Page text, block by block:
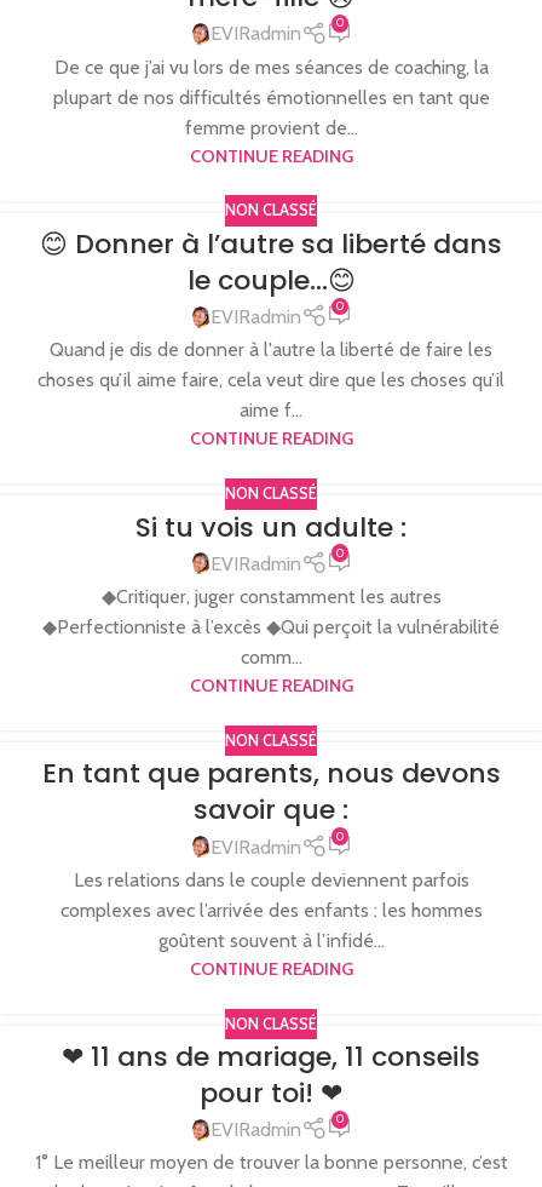
EVIRadmin 0
De ce que j’ai vu lors de mes séances de coaching, la
plupart de nos difficultés émotionnelles en tant que
femme provient de...
CONTINUE READING
NON CLASSÉ
😊 Donner à l’autre sa liberté dans
le couple…😊
EVIRadmin 0
Quand je dis de donner à l'autre la liberté de faire les
choses qu’il aime faire, cela veut dire que les choses qu’il
aime f...
CONTINUE READING
NON CLASSÉ
Si tu vois un adulte :
EVIRadmin 0
◆Critiquer, juger constamment les autres
◆Perfectionniste à l’excès ◆Qui perçoit la vulnérabilité
comm...
CONTINUE READING
NON CLASSÉ
En tant que parents, nous devons
savoir que :
EVIRadmin 0
Les relations dans le couple deviennent parfois
complexes avec l’arrivée des enfants : les hommes
goûtent souvent à l’infidé...
CONTINUE READING
NON CLASSÉ
❤ 11 ans de mariage, 11 conseils
pour toi! ❤
EVIRadmin 0
1° Le meilleur moyen de trouver la bonne personne, c’est